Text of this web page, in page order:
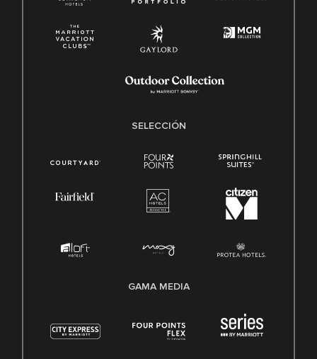
SELECCIÓN
GAMA MEDIA